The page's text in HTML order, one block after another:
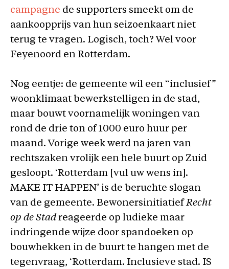
campagne de supporters smeekt om de
aankoopprijs van hun seizoenkaart niet
terug te vragen. Logisch, toch? Wel voor
Feyenoord en Rotterdam.
Nog eentje: de gemeente wil een “inclusief”
woonklimaat bewerkstelligen in de stad,
maar bouwt voornamelijk woningen van
rond de drie ton of 1000 euro huur per
maand. Vorige week werd na jaren van
rechtszaken vrolijk een hele buurt op Zuid
gesloopt. ‘Rotterdam [vul uw wens in].
MAKE IT HAPPEN’ is de beruchte slogan
van de gemeente. BewonersinitiatiefRecht
op de Stad reageerde op ludieke maar
indringende wijze door spandoeken op
bouwhekken in de buurt te hangen met de
tegenvraag, ‘Rotterdam. Inclusieve stad. IS